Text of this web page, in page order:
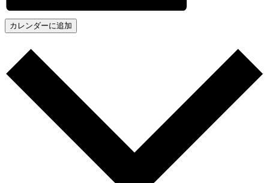
カレンダーに追加